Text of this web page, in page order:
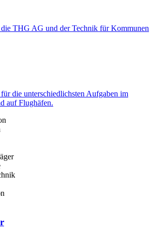
THG AG und der Technik für Kommunen
die unterschiedlichsten Aufgaben im
auf Flughäfen.